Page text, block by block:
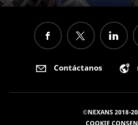
Contáctanos
©NEXANS 2018-